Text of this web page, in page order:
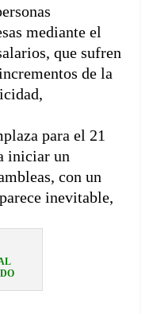
mediante el
que sufren
de la
para el 21
iniciar un
con un
inevitable,